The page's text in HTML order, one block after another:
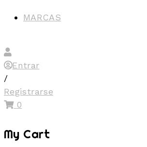
MARCAS
Entrar
/
Registrarse
0
My Cart